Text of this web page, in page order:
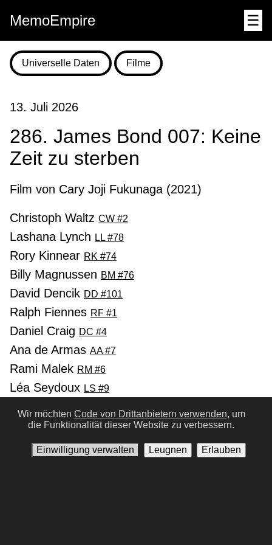
MemoEmpire ☰
Universelle Daten Filme
13. Juli 2026
286. James Bond 007: Keine
Zeit zu sterben
Film von Cary Joji Fukunaga (2021)
Christoph Waltz CW #2
Lashana Lynch LL #78
Rory Kinnear RK #74
Billy Magnussen BM #76
David Dencik DD #101
Ralph Fiennes RF #1
Daniel Craig DC #4
Ana de Armas AA #7
Rami Malek RM #6
Léa Seydoux LS #9
Naomie HarrisNH #10
Jeffrey WrightJW #28
Wir möchten Code von Drittanbietern verwenden, um
die Funktionalität dieser Website zu verbessern.
Einwilligung verwalten Leugnen Erlauben